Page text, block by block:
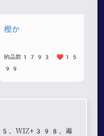
樫か
納品数1793 ❤️15
99
、WIZ+398、毒